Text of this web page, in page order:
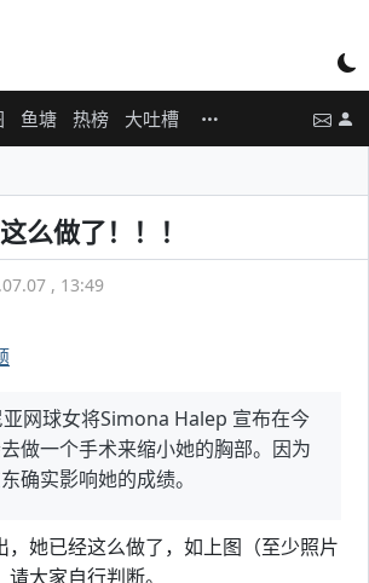
鱼塘 热榜 大吐槽
么做了！！！
, 13:49
网球女将Simona Halep 宣布在今
做一个手术来缩小她的胸部。因为
确实影响她的成绩。
，她已经这么做了，如上图（至少照片
大家自行判断。